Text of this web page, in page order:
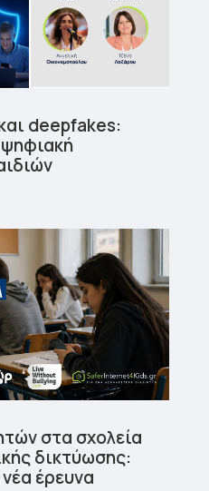
deepfakes:
στα σχολεία
δικτύωσης:
έρευνα